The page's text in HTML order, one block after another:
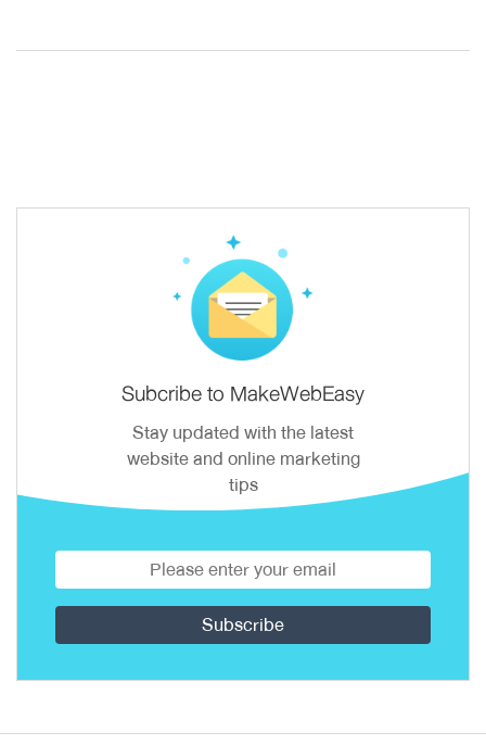
Subcribe to MakeWebEasy
Stay updated with the latest
website and online marketing
tips